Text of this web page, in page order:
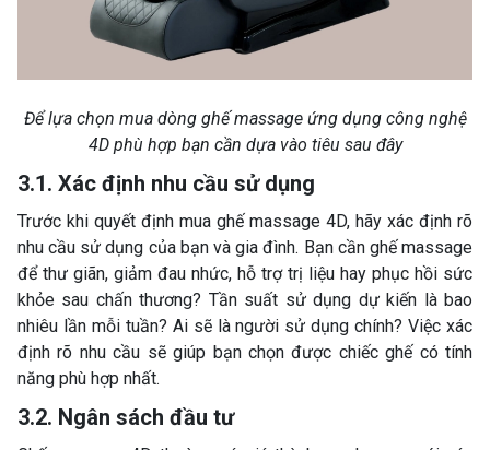
Để lựa chọn mua dòng ghế massage ứng dụng công nghệ
4D phù hợp bạn cần dựa vào tiêu sau đây
3.1. Xác định nhu cầu sử dụng
Trước khi quyết định mua ghế massage 4D, hãy xác định rõ
nhu cầu sử dụng của bạn và gia đình. Bạn cần ghế massage
để thư giãn, giảm đau nhức, hỗ trợ trị liệu hay phục hồi sức
khỏe sau chấn thương? Tần suất sử dụng dự kiến là bao
nhiêu lần mỗi tuần? Ai sẽ là người sử dụng chính? Việc xác
định rõ nhu cầu sẽ giúp bạn chọn được chiếc ghế có tính
năng phù hợp nhất.
3.2. Ngân sách đầu tư